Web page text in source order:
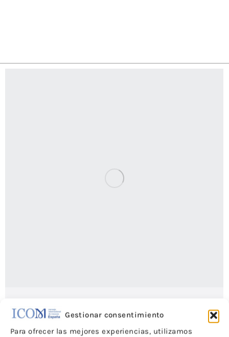
Gestionar consentimiento
Para ofrecer las mejores experiencias, utilizamos
Nuevo Consejo Ejecutivo ICOM-ESPAÑA 2020-2022
Noticias Por ICOM-CE 6 de marzo de 2020